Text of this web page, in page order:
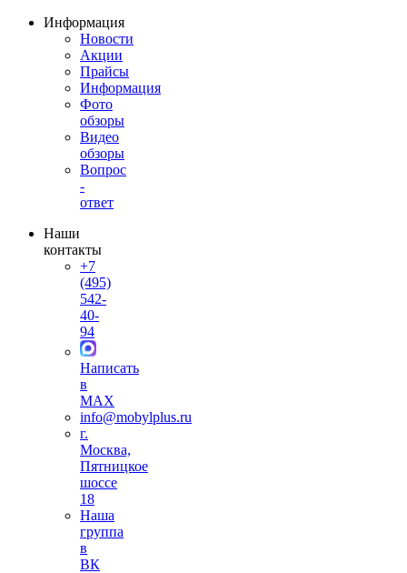
Информация
Новости
Акции
Прайсы
Информация
Фото
обзоры
Видео
обзоры
Вопрос
-
ответ
Наши
контакты
+7
(495)
542-
40-
94
Написать
в
MAX
info@mobylplus.ru
г.
Москва,
Пятницкое
шоссе
18
Наша
группа
в
ВК